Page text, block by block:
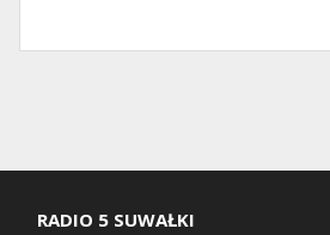
RADIO 5 SUWAŁKI